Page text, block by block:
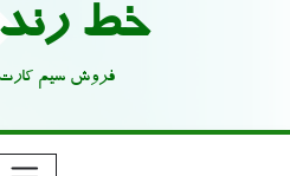
خط رند 912
فروش سیم کارت 912